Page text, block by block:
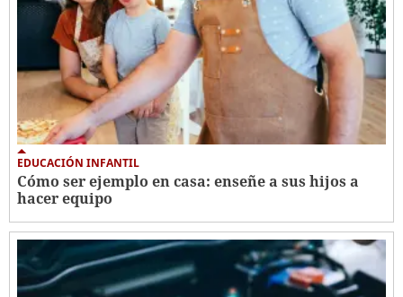
EDUCACIÓN INFANTIL
Cómo ser ejemplo en casa: enseñe a sus hijos a
hacer equipo